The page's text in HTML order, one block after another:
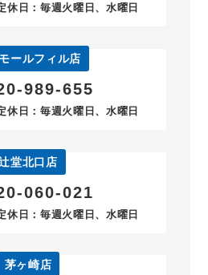
休日：毎週火曜日、水曜日
ールフィル店
989-655
休日：毎週火曜日、水曜日
堂北口店
060-021
休日：毎週火曜日、水曜日
茅ヶ崎店